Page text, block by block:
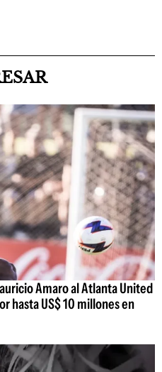
Amaro al Atlanta United
hasta US$ 10 millones en